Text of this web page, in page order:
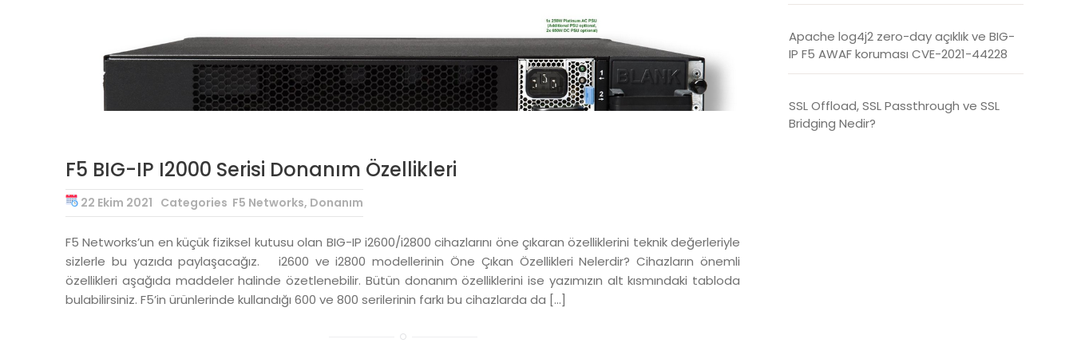
F5 BIG-IP I2000 Serisi Donanım Özellikleri
22 Ekim 2021 Categories F5 Networks, Donanım
F5 Networks’un en küçük fiziksel kutusu olan BIG-IP i2600/i2800 cihazlarını öne çıkaran özelliklerini teknik değerleriyle
sizlerle bu yazıda paylaşacağız. i2600 ve i2800 modellerinin Öne Çıkan Özellikleri Nelerdir? Cihazların önemli
özellikleri aşağıda maddeler halinde özetlenebilir. Bütün donanım özelliklerini ise yazımızın alt kısmındaki tabloda
bulabilirsiniz. F5’in ürünlerinde kullandığı 600 ve 800 serilerinin farkı bu cihazlarda da […]
Apache log4j2 zero-day açıklık ve BIG-
IP F5 AWAF koruması CVE-2021-44228
SSL Offload, SSL Passthrough ve SSL
Bridging Nedir?